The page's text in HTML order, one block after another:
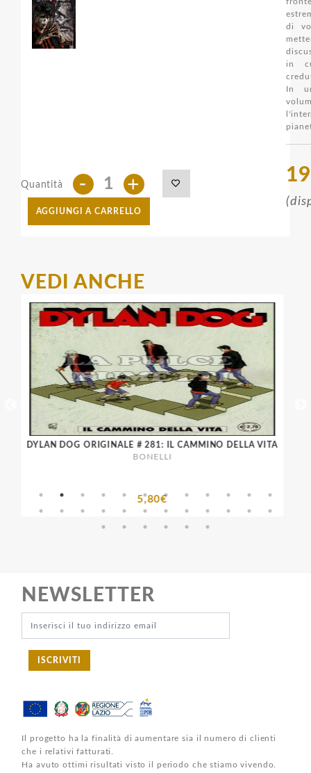
di
in
In
Quantità - +
AGGIUNGI A CARRELLO
VEDI ANCHE
DYLAN DOG ORIGINALE # 281: IL CAMMINO DELLA VITA
BONELLI
5,80€
NEWSLETTER
ISCRIVITI
Il progetto ha la finalità di aumentare sia il numero di clienti
che i relativi fatturati.
Ha avuto ottimi risultati visto il periodo che stiamo vivendo.